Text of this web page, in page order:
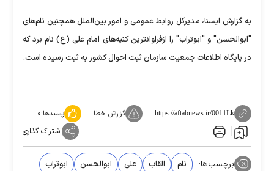
به گزارش ایسنا، مدیرکل روابط عمومی و امور بین‌الملل همچنین نام‌های
"ابوالحسن" و "ابوتراب" را ازفراوانترین کنیه‌های امام علی (ع) نام برد که
در پایگاه اطلاعات جمعیت سازمان ثبت احوال کشور به ثبت رسیده است.
https://aftabnews.ir/0011Lk گزارش خطا پسندها:۰
اشتراک گذاری
برچسب‌ها: نام القاب علی ابوالحسن ابوتراب